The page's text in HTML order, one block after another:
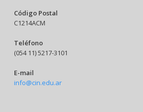
Código Postal
C1214ACM
Teléfono
(054 11) 5217-3101
E-mail
info@cin.edu.ar